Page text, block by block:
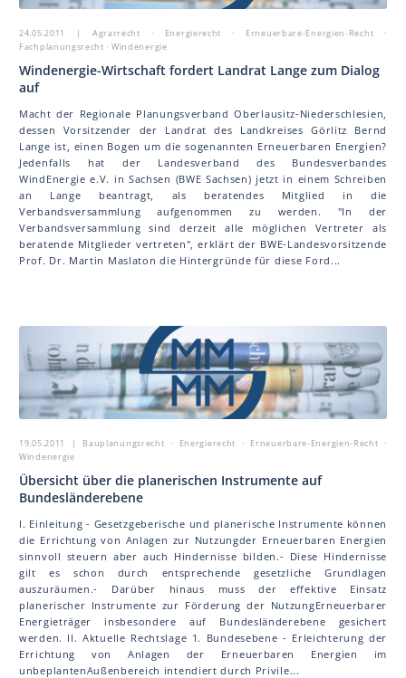
24.05.2011
| Agrarrecht · Energierecht · Erneuerbare-Energien-Recht ·
Fachplanungsrecht · Windenergie
Windenergie-Wirtschaft fordert Landrat Lange zum Dialog
auf
Macht der Regionale Planungsverband Oberlausitz-Niederschlesien,
dessen Vorsitzender der Landrat des Landkreises Görlitz Bernd
Lange ist, einen Bogen um die sogenannten Erneuerbaren Energien?
Jedenfalls hat der Landesverband des Bundesverbandes
WindEnergie e.V. in Sachsen (BWE Sachsen) jetzt in einem Schreiben
an Lange beantragt, als beratendes Mitglied in die
Verbandsversammlung aufgenommen zu werden. "In der
Verbandsversammlung sind derzeit alle möglichen Vertreter als
beratende Mitglieder vertreten", erklärt der BWE-Landesvorsitzende
Prof. Dr. Martin Mas la ton die Hintergründe für diese Ford...
19.05.2011
| Bauplanungsrecht · Energierecht · Erneuerbare-Energien-Recht ·
Windenergie
Übersicht über die planerischen Instrumente auf
Bundesländerebene
I. Einleitung - Gesetzgeberische und planerische Instrumente können
die Errichtung von Anlagen zur Nutzungder Erneuerbaren Energien
sinnvoll steuern aber auch Hindernisse bilden.- Diese Hindernisse
gilt es schon durch entsprechende gesetzliche Grundlagen
auszuräumen.- Darüber hinaus muss der effektive Einsatz
planerischer Instrumente zur Förderung der NutzungErneuerbarer
Energieträger insbesondere auf Bundesländerebene gesichert
werden. II. Aktuelle Rechtslage 1. Bundesebene - Erleichterung der
Errichtung von Anlagen der Erneuerbaren Energien im
unbeplantenAußenbereich intendiert durch Privile...